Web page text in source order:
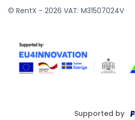
© RentX - 2026 VAT: M31507024V
Supported by